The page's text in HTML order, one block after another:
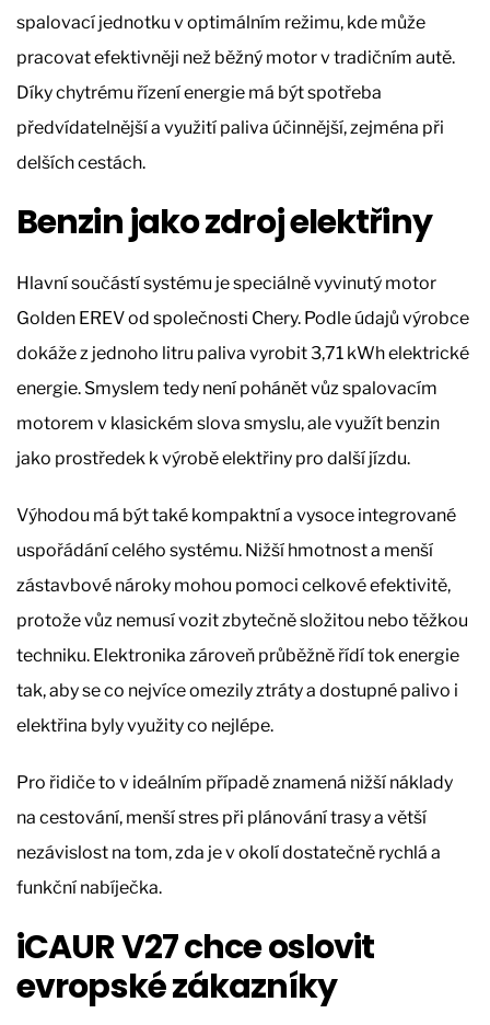
spalovací jednotku v optimálním režimu, kde může
pracovat efektivněji než běžný motor v tradičním autě.
Díky chytrému řízení energie má být spotřeba
předvídatelnější a využití paliva účinnější, zejména při
delších cestách.
Benzin jako zdroj elektřiny
Hlavní součástí systému je speciálně vyvinutý motor
Golden EREV od společnosti Chery. Podle údajů výrobce
dokáže z jednoho litru paliva vyrobit 3,71 kWh elektrické
energie. Smyslem tedy není pohánět vůz spalovacím
motorem v klasickém slova smyslu, ale využít benzin
jako prostředek k výrobě elektřiny pro další jízdu.
Výhodou má být také kompaktní a vysoce integrované
uspořádání celého systému. Nižší hmotnost a menší
zástavbové nároky mohou pomoci celkové efektivitě,
protože vůz nemusí vozit zbytečně složitou nebo těžkou
techniku. Elektronika zároveň průběžně řídí tok energie
tak, aby se co nejvíce omezily ztráty a dostupné palivo i
elektřina byly využity co nejlépe.
Pro řidiče to v ideálním případě znamená nižší náklady
na cestování, menší stres při plánování trasy a větší
nezávislost na tom, zda je v okolí dostatečně rychlá a
funkční nabíječka.
iCAUR V27 chce oslovit
evropské zákazníky